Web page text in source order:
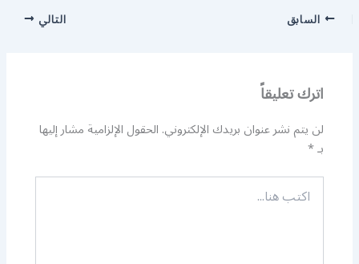
السابق التالي
اترك تعليقاً
لن يتم نشر عنوان بريدك الإلكتروني.الحقول الإلزامية مشار إليها
بـ*
اكتب
هنا...